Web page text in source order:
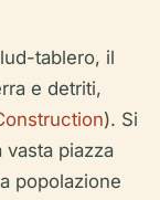
tablero, il
e detriti,
). Si
piazza
popolazione